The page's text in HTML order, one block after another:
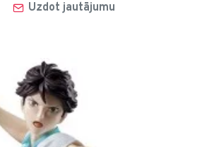
Uzdot jautājumu